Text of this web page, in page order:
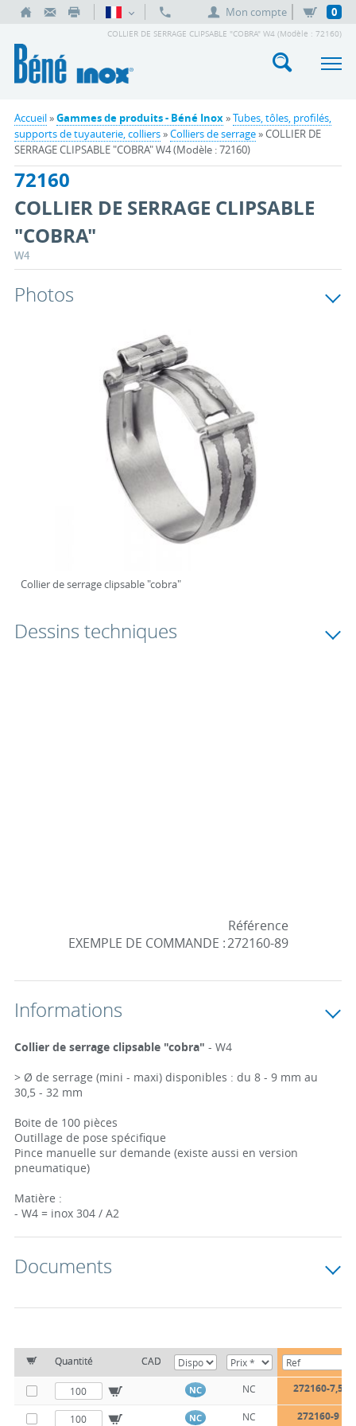
Mon compte 0
COLLIER DE SERRAGE CLIPSABLE "COBRA" W4 (Modèle : 72160)
Accueil»Gammes de produits - Béné Inox»Tubes, tôles, profilés,
supports de tuyauterie, colliers»Colliers de serrage» COLLIER DE
SERRAGE CLIPSABLE "COBRA" W4 (Modèle : 72160)
72160
COLLIER DE SERRAGE CLIPSABLE
"COBRA"
W4
Photos
Collier de serrage clipsable "cobra"
Dessins techniques
EXEMPLE DE COMMANDE :
Référence
272160-89
Informations
Collier de serrage clipsable "cobra" - W4
> Ø de serrage (mini - maxi) disponibles : du 8 - 9 mm au
30,5 - 32 mm
Boite de 100 pièces
Outillage de pose spécifique
Pince manuelle sur demande (existe aussi en version
pneumatique)
Matière :
- W4 = inox 304 / A2
Documents
Quantité CAD
NC NC 272160-7,5
NC NC 272160-9